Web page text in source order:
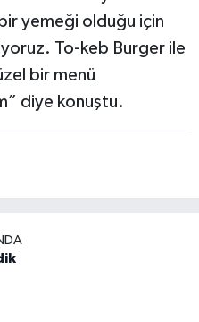
yemeği olduğu için
To-keb Burger ile
bir menü
diye konuştu.